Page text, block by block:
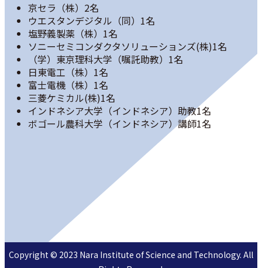
京セラ（株） 2名
ウエスタンデジタル（同） 1名
塩野義製薬（株） 1名
ソニーセミコンダクタソリューションズ(株)1名
（学）東京理科⼤学（嘱託助教） 1名
⽇東電⼯（株） 1名
富⼠電機（株） 1名
三菱ケミカル(株)1名
インドネシア⼤学（インドネシア）助教1名
ボゴール農科⼤学（インドネシア）講師1名
Copyright © 2023 Nara Institute of Science and Technology. All